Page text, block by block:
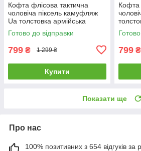
Кофта флісова тактична
чоловіча піксель камуфляж
Ua толстовка армійська
військова з липучками фліска
Готово до відправки
799 ₴ 1 299 ₴
Купити
Кофта
799 ₴
Показати ще
Про нас
100% позитивних з 654 відгуків за